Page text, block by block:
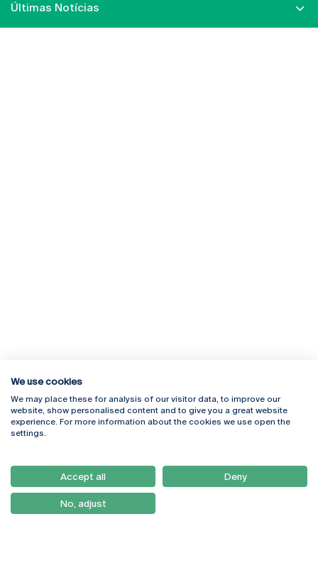
Últimas Notícias
Rua Diogo Botelho 1327
4169-005 Porto
+351 226 196 240
Campus Online
Webmail
Como Chegar
Newsletter
We use cookies
We may place these for analysis of our visitor data, to improve our
website, show personalised content and to give you a great website
experience. For more information about the cookies we use open the
settings.
Accept all Deny
No, adjust